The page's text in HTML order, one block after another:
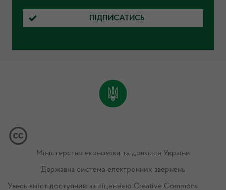
ПІДПИСАТИСЬ
Міністерство економіки та довкілля України
Державна система електронних звернень
Увесь вміст доступний за ліцензією Creative Commons